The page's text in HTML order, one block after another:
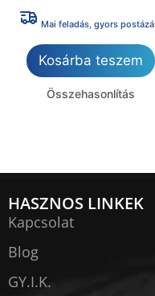
Mai feladás, gyors
Kosárba teszem
Összehasonlítás
HASZNOS LINKEK
Kapcsolat
Blog
GY.I.K.